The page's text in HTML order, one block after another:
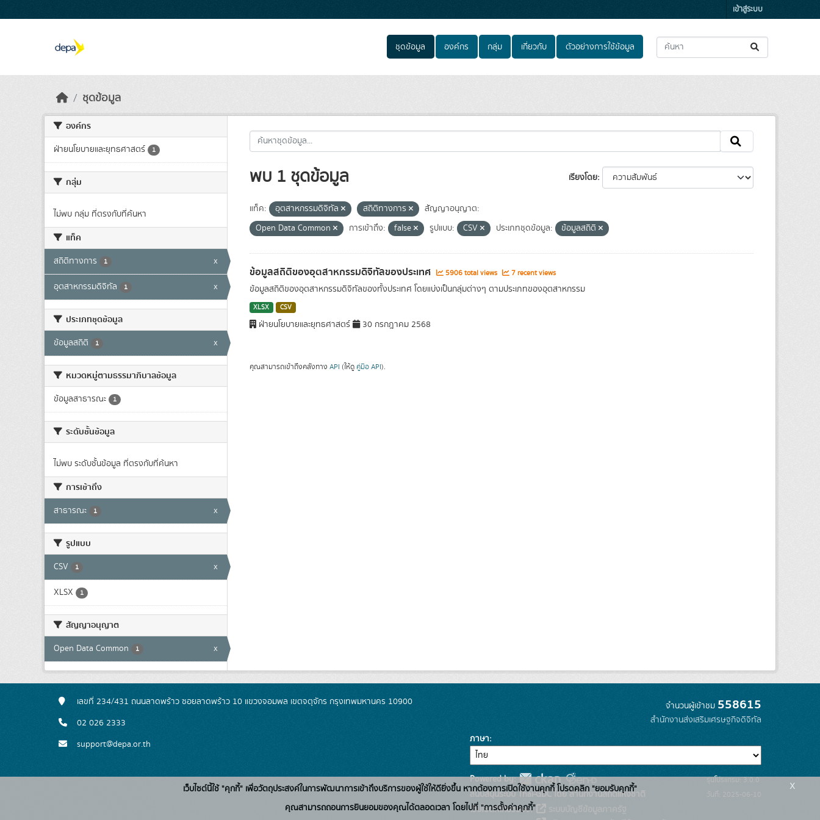
เข้าสู่ระบบ
ชุดข้อมูล องค์กร กลุ่ม เกี่ยวกับ ตัวอย่างการใช้ข้อมูล
ชุดข้อมูล
องค์กร
ฝ่ายนโยบายและยุทธศาสตร์ 1
กลุ่ม
ไม่พบ กลุ่ม ที่ตรงกับที่ค้นหา
แท็ค
สถิติทางการ 1 x
อุตสาหกรรมดิจิทัล 1 x
ประเภทชุดข้อมูล
ข้อมูลสถิติ 1 x
หมวดหมู่ตามธรรมาภิบาลข้อมูล
ข้อมูลสาธารณะ 1
ระดับชั้นข้อมูล
ไม่พบ ระดับชั้นข้อมูล ที่ตรงกับที่ค้นหา
การเข้าถึง
สาธารณะ 1 x
รูปแบบ
CSV 1 x
XLSX 1
สัญญาอนุญาต
Open Data Common 1 x
เรียงโดย
พบ 1 ชุดข้อมูล
แท็ค: อุตสาหกรรมดิจิทัล สถิติทางการ
สัญญาอนุญาต:
Open Data Common
การเข้าถึง: false รูปแบบ: CSV ประเภทชุดข้อมูล: ข้อมูลสถิติ
ข้อมูลสถิติของอุตสาหกรรมดิจิทัลของประเทศ 5906 total views 7 recent views
ข้อมูลสถิติของอุตสาหกรรมดิจิทัลของทั้งประเทศ โดยแบ่งเป็นกลุ่มต่างๆ ตามประเภทของอุตสาหกรรม
XLSX CSV
ฝ่ายนโยบายและยุทธศาสตร์ 30 กรกฎาคม 2568
คุณสามารถเข้าถึงคลังทาง API (ให้ดู คู่มือ API).
เลขที่ 234/431 ถนนลาดพร้าว ซอยลาดพร้าว 10 แขวงจอมพล เขตจตุจักร กรุงเทพมหานคร 10900
02 026 2333
support@depa.or.th
จำนวนผู้เข้าชม 558615
สำนักงานส่งเสริมเศรษฐกิจดิจิทัล
ภาษา
Powered by:
สนับสนุนระบบ Thai-GDC โดย สำนักงานสถิติแห่งชาติ
เว็บไซต์ที่เกี่ยวข้อง:
รุ่นโปรแกรม: 3.0.0
วันที่: 2025-06-10
เว็บไซต์นี้ใช้ "คุกกี้" เพื่อวัตถุประสงค์ในการพัฒนาการเข้าถึงบริการของผู้ใช้ให้ดียิ่งขึ้น หากต้องการเปิดใช้งานคุกกี้ โปรดคลิก "ยอมรับคุกกี้"
คุณสามารถถอนการยินยอมของคุณได้ตลอดเวลา โดยไปที่ "การตั้งค่าคุกกี้"
x